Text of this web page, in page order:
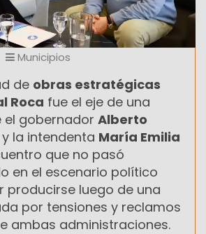
Municipios
de obras estratégicas
Roca fue el eje de una
el gobernador Alberto
y la intendenta María Emilia
que no pasó
en el escenario político
producirse luego de una
por tensiones y reclamos
ambas administraciones.